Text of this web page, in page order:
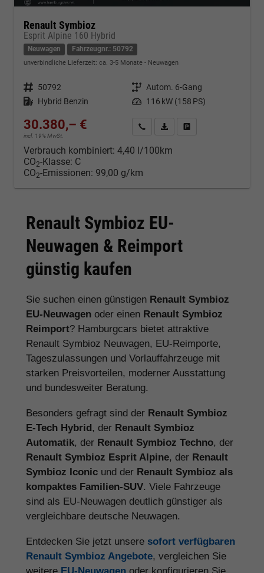
Renault Symbioz
Esprit Alpine 160 Hybrid
Neuwagen Fahrzeugnr.: 50792
unverbindliche Lieferzeit: ca. 3-5 Monate Neuwagen
Fahrzeugnr. 50792 Getriebe Autom. 6-Gang
Kraftstoff Hybrid Benzin Leistung 116 kW (158 PS)
30.380,– €
incl. 19% MwSt.
Kontakt & Angebot anfordern
PDF-Datei, Fahrzeugexposé
Verbrauch kombiniert: 4,40 l/100km
CO2-Klasse: C
CO2-Emissionen: 99,00 g/km
Renault Symbioz EU-
Neuwagen & Reimport
günstig kaufen
Sie suchen einen günstigen Renault Symbioz
EU-Neuwagen oder einen Renault Symbioz
Reimport? Hamburgcars bietet attraktive
Renault Symbioz Neuwagen, EU-Reimporte,
Tageszulassungen und Vorlauffahrzeuge mit
starken Preisvorteilen, moderner Ausstattung
und bundesweiter Beratung.
Besonders gefragt sind der Renault Symbioz
E-Tech Hybrid, der Renault Symbioz
Automatik, der Renault Symbioz Techno, der
Renault Symbioz Esprit Alpine, der Renault
Symbioz Iconic und der Renault Symbioz als
kompaktes Familien-SUV. Viele Fahrzeuge
sind als EU-Neuwagen deutlich günstiger als
vergleichbare deutsche Neuwagen.
Entdecken Sie jetzt unsere sofort verfügbaren
Renault Symbioz Angebote, vergleichen Sie
weitere EU-Neuwagen oder konfigurieren Sie